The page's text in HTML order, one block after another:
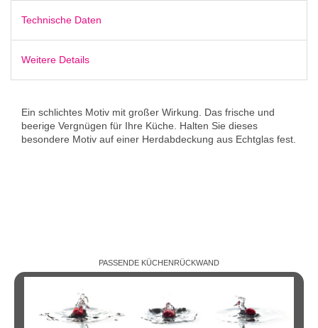
Technische Daten
Weitere Details
Ein schlichtes Motiv mit großer Wirkung. Das frische und
beerige Vergnügen für Ihre Küche. Halten Sie dieses
besondere Motiv auf einer Herdabdeckung aus Echtglas fest.
PASSENDE KÜCHENRÜCKWAND